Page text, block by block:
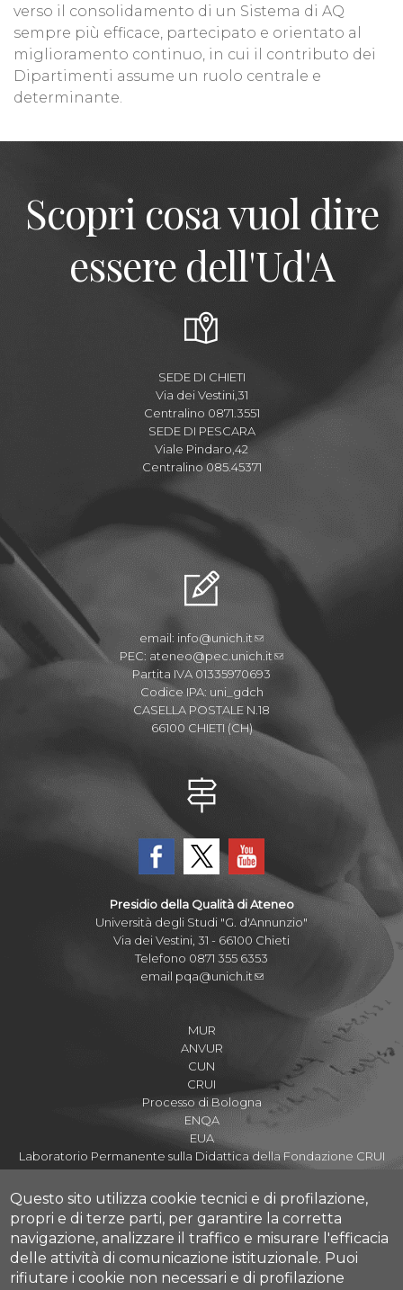
verso il consolidamento di un Sistema di AQ
sempre più efficace, partecipato e orientato al
miglioramento continuo, in cui il contributo dei
Dipartimenti assume un ruolo centrale e
determinante.
Scopri cosa vuol dire
essere dell'Ud'A
SEDE DI CHIETI
Via dei Vestini,31
Centralino 0871.3551
SEDE DI PESCARA
Viale Pindaro,42
Centralino 085.45371
email: info@unich.it
PEC: ateneo@pec.unich.it
Partita IVA 01335970693
Codice IPA: uni_gdch
CASELLA POSTALE N.18
66100 CHIETI (CH)
Presidio della Qualità di Ateneo
Università degli Studi "G. d'Annunzio"
Via dei Vestini, 31 - 66100 Chieti
Telefono 0871 355 6353
email pqa@unich.it
MUR
ANVUR
CUN
CRUI
Processo di Bologna
ENQA
EUA
Laboratorio Permanente sulla Didattica della Fondazione CRUI
Assicurazione della Qualità di Ateneo
Nucleo di Valutazione
Amministrazione Trasparente
Questo sito utilizza cookie tecnici e di profilazione,
propri e di terze parti, per garantire la corretta
navigazione, analizzare il traffico e misurare l'efficacia
delle attività di comunicazione istituzionale. Puoi
rifiutare i cookie non necessari e di profilazione